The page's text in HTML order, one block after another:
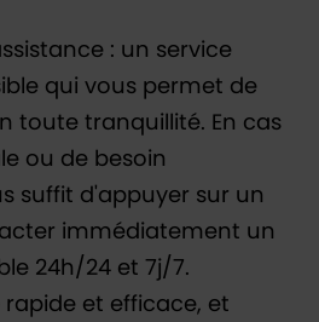
: un service
qui vous permet de
toute tranquillité. En cas
ou de besoin
suffit d'appuyer sur un
immédiatement un
24h/24 et 7j/7.
rapide et efficace, et